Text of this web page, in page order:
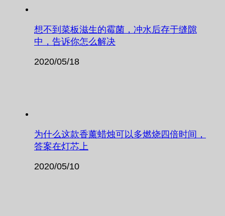
想不到菜板滋生的霉菌，冲水后存于缝隙
中，告诉你怎么解决
2020/05/18
为什么这款香薰蜡烛可以多燃烧四倍时间，
答案在灯芯上
2020/05/10